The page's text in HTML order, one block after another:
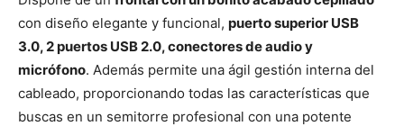
con diseño elegante y funcional, puerto superior USB
3.0, 2 puertos USB 2.0, conectores de audio y
micrófono. Además permite una ágil gestión interna del
cableado, proporcionando todas las características que
buscas en un semitorre profesional con una potente